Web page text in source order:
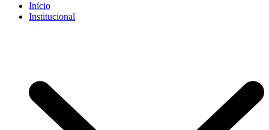
Início
Institucional